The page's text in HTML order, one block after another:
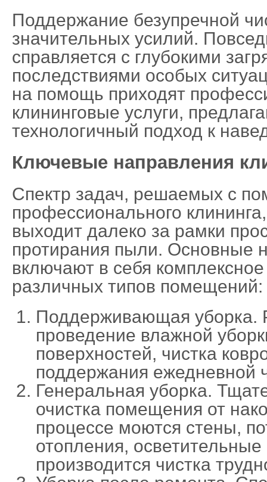
Поддержание безупречной
значительных усилий.
справляется с глубокими
последствиями особых
на помощь приходят
клининговые услуги,
технологичный подход к
Ключевые направления
Спектр задач, решаемых с
профессионального
выходит далеко за рамки
протирания пыли. Основные
включают в себя
различных типов помещений:
Поддерживающая уборка.
проведение влажной
поверхностей, чистка
поддержания ежедневной
Генеральная уборка.
очистка помещения от
процессе моются стены,
отопления,
производится чистка